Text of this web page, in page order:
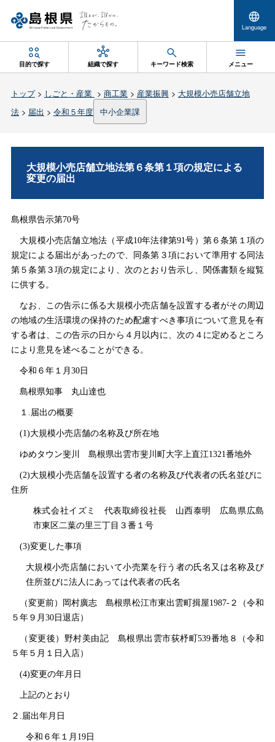
Language
目的で探す 組織で探す キーワード検索 メニュー
トップ> しごと・産業 > 商工業> 産業振興> 大規模小売店舗立地
法> 届出 > 令和５年度 中小企業課
大規模小売店舗立地法第６条第１項の規定による
変更の届出
島根県告示第70号
大規模小売店舗立地法（平成10年法律第91号）第６条第１項の
規定による届出があったので、同条第３項において準用する同法
第５条第３項の規定により、次のとおり告示し、関係書類を縦覧
に供する。
なお、この告示に係る大規模小売店舗を設置する者がその周辺
の地域の生活環境の保持のため配慮すべき事項について意見を有
する者は、この告示の日から４月以内に、次の４に定めるところ
により意見を述べることができる。
令和６年１月30日
島根県知事 丸山達也
１.届出の概要
(1)大規模小売店舗の名称及び所在地
ゆめタウン斐川 島根県出雲市斐川町大字上直江1321番地外
(2)大規模小売店舗を設置する者の名称及び代表者の氏名並びに
住所
株式会社イズ ミ 代表取締役社長 山西泰明 広島県広島
市東区二葉の里三丁目３番１号
(3)変更した事項
大規模小売店舗において小売業を行う者の氏名又は名称及び
住所並びに法人にあっては代表者の氏名
（変更前）岡村廣志島根県松江市東出雲町揖屋1987‐２（令和
５年９月30日退店）
（変更後）野村美由記 島根県出雲市荻杼町539番地８（令和
５年５月１日入店）
(4)変更の年月日
上記のとおり
２.届出年月日
令和６年１月19日